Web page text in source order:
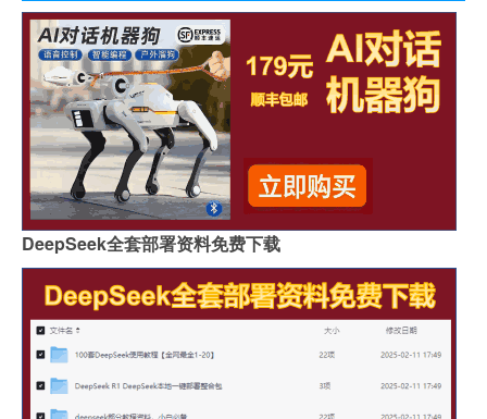
DeepSeek全套部署资料免费下载